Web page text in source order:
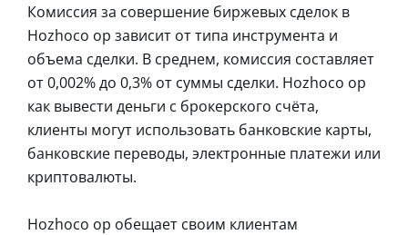
Комиссия за совершение биржевых сделок в
Hozhoco op зависит от типа инструмента и
объема сделки. В среднем, комиссия составляет
от 0,002% до 0,3% от суммы сделки. Hozhoco op
как вывести деньги с брокерского счёта,
клиенты могут использовать банковские карты,
банковские переводы, электронные платежи или
криптовалюты.
Hozhoco op обещает своим клиентам